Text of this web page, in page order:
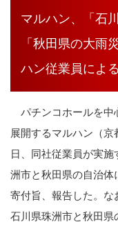
マルハン、「石
「秋田県の大雨
ハン従業員によ
パチンコホールを中
展開するマルハン（
日、同社従業員が実
洲市と秋田県の自治体
寄付旨、報告した。な
石川県珠洲市と秋田県